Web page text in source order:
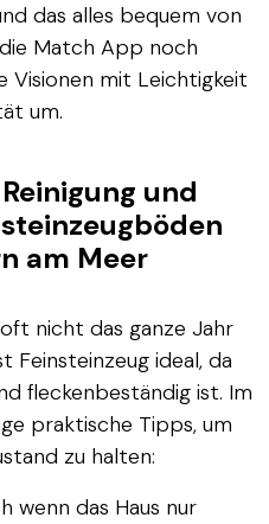
das alles bequem von
die Match App noch
Visionen mit Leichtigkeit
um.
und
am Meer
nicht das ganze Jahr
Feinsteinzeug ideal, da
fleckenbeständig ist. Im
praktische Tipps, um
zu halten:
wenn das Haus nur